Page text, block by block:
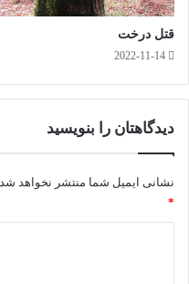
قتل درخت
2022-11-14
دیدگاهتان را بنویسید
نشانی ایمیل شما منتشر نخواهد شد.
*